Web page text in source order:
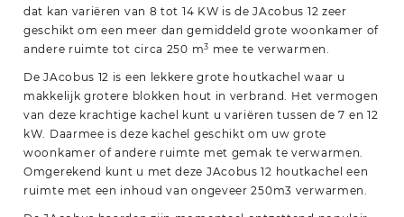
dat kan variëren van 8 tot 14 KW is de JAcobus 12 zeer
geschikt om een meer dan gemiddeld grote woonkamer of
andere ruimte tot circa 250 m3 mee te verwarmen.
De JAcobus 12 is een lekkere grote houtkachel waar u
makkelijk grotere blokken hout in verbrand. Het vermogen
van deze krachtige kachel kunt u variëren tussen de 7 en 12
kW. Daarmee is deze kachel geschikt om uw grote
woonkamer of andere ruimte met gemak te verwarmen.
Omgerekend kunt u met deze JAcobus 12 houtkachel een
ruimte met een inhoud van ongeveer 250m3 verwarmen.